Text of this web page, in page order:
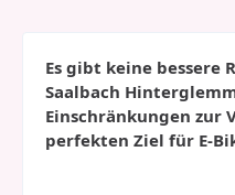
Es gibt keine bessere
Saalbach
Einschränkungen zur
perfekten Ziel für E-